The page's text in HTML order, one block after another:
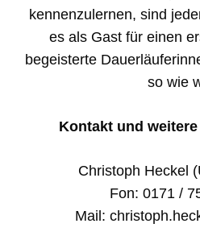
kennenzulernen, sind
es als Gast für einen
begeisterte
so wie
Kontakt und
Christoph Heckel
Fon: 0171 /
Mail: